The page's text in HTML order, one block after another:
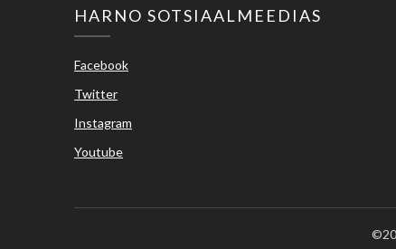
HARNO SOTSIAALMEEDIAS
Facebook
Twitter
Instagram
Youtube